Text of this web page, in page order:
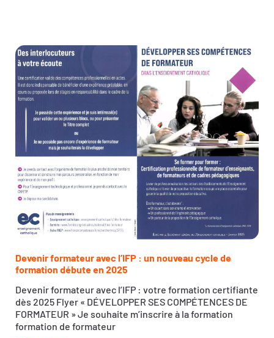
Devenir formateur avec l’IFP : un nouveau cycle de
formation débute en 2025
Devenir formateur avec l’IFP : votre formation certifiante
dès 2025 Flyer « DÉVELOPPER SES COMPÉTENCES DE
FORMATEUR » Je souhaite m’inscrire à la formation
formation de formateur